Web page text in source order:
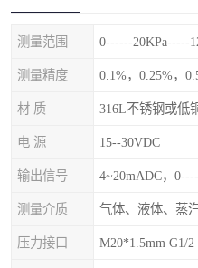
测量范围 0------20KPa-----
测量精度 0.1%，0.25%，
材 质 316L不锈钢或低
电 源 15--30VDC
输出信号 4~20mADC，
测量介质 气体、液体、蒸
压力接口 M20*1.5mm G1/2